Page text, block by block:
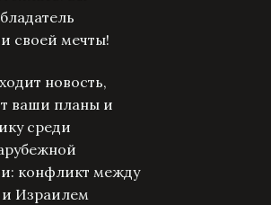
своей мечты!
новость,
ваши планы и
среди
конфликт между
Израилем